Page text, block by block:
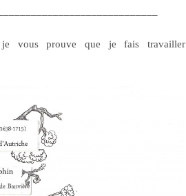
vous prouve que je fais travailler